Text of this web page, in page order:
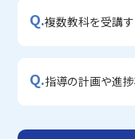
Q.複数教科を受講
Q.指導の計画や進